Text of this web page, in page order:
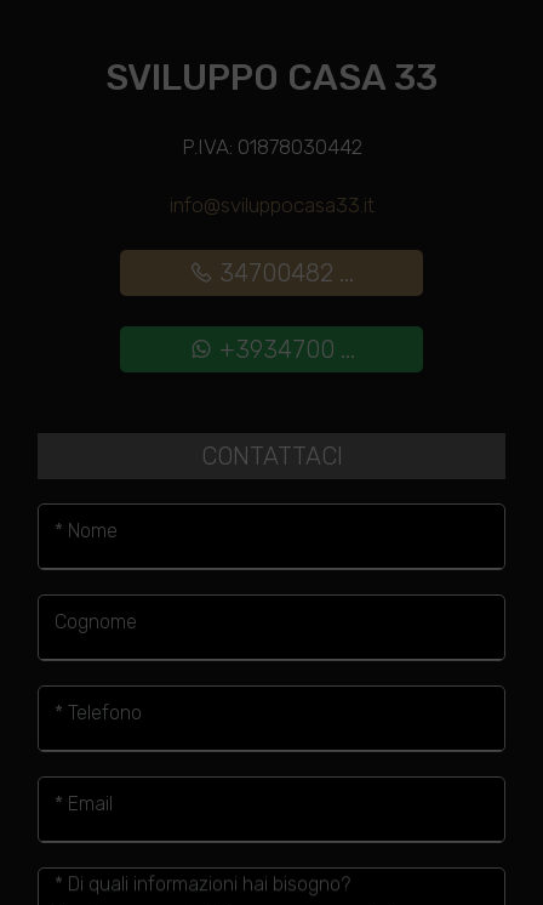
SVILUPPO CASA 33
P.IVA: 01878030442
info@sviluppocasa33.it
34700482 ...
+3934700 ...
CONTATTACI
* Nome
Cognome
* Telefono
* Email
* Di quali informazioni hai bisogno?